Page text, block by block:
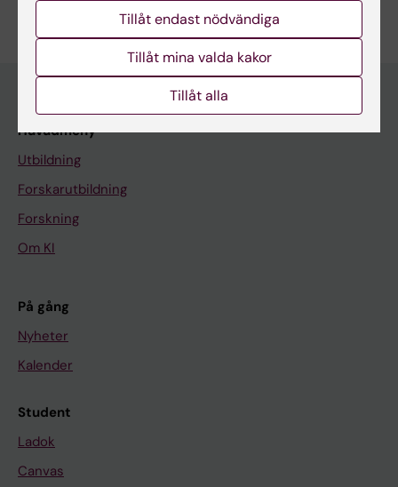
Redigera din profil
Huvudmeny
Utbildning
Forskarutbildning
Forskning
Om KI
På gång
Nyheter
Kalender
Student
Ladok
Canvas
Tillåt endast nödvändiga
Tillåt mina valda kakor
Tillåt alla